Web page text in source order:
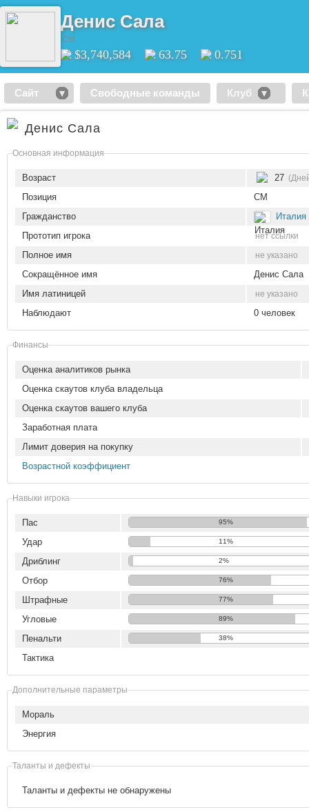
Денис Сала
CM
$3,740,584 63.75 0.751
Сайт Свободные команды Клуб
Денис Сала
Основная информация
Возраст 27
Позиция
CM
Гражданство
Италия
Прототип игрока
нет ссылки
Полное имя не указано
Сокращённое имя
Денис Сала
Имя латиницей
не указано
Наблюдают 0 человек
Финансы
Оценка аналитиков рынка
Оценка скаутов клуба владельца
Оценка скаутов вашего клуба
Заработная плата
Лимит доверия на покупку
Возрастной коэффициент
Навыки игрока
Пас 95%
Удар 11%
Дриблинг 2%
Отбор 76%
Штрафные 77%
Угловые 89%
Пенальти 38%
Тактика
Дополнительные параметры
Мораль
Энергия
Таланты и дефекты
Таланты и дефекты не обнаружены